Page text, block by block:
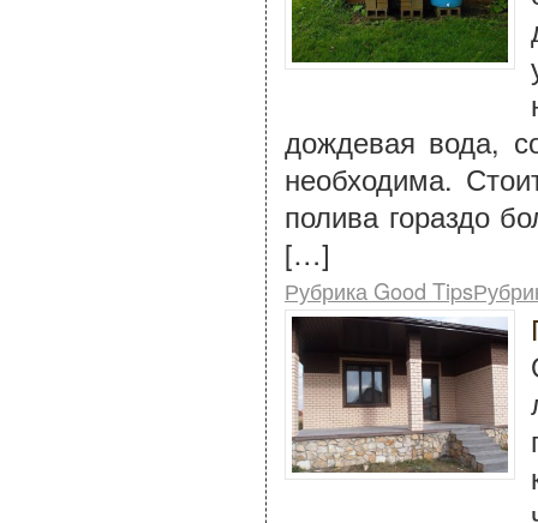
дождевая вода,
необходима.
полива гораздо
[…]
Рубрика Good